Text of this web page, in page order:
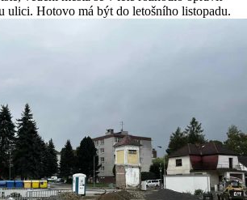
ulici. Hotovo má být do letošního listopadu.